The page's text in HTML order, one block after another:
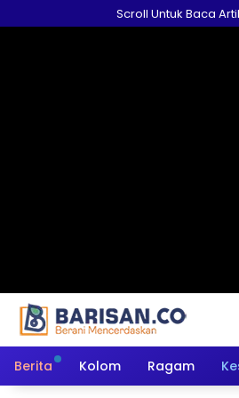
ke
Scroll Untuk Baca
Berita Kolom Ragam